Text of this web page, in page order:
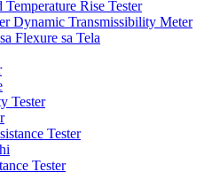
Rise Tester
Dynamic Transmissibility Meter
Flexure sa Tela
Tester
Tester
Tester